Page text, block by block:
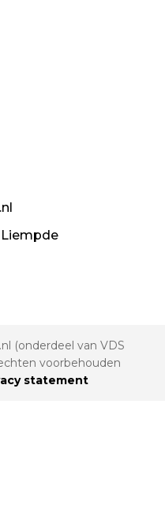
Liempde
(onderdeel van VDS
voorbehouden
statement